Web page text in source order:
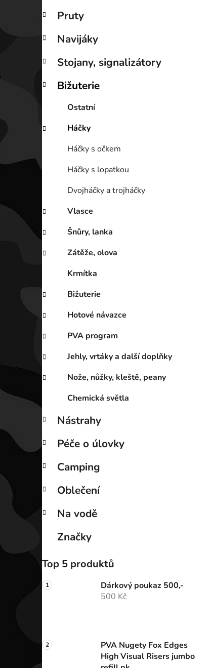
Pruty
Navijáky
Stojany, signalizátory
Bižuterie
Ostatní
Háčky
Háčky s očkem
Háčky s lopatkou
Dvojháčky a trojháčky
Vlasce
Šnůry, lanka
Zátěže, olova
Krmítka
Bižuterie
Hotové návazce
PVA program
Jehly, vrtáky a další doplňky
Nože, nůžky, kleště, peany
Chemická světla
Nástrahy
Péče o úlovky
Camping
Oblečení
Na vodě
Značky
Top 5 produktů
Dárkový poukaz 500,-
500 Kč
PVA Nugety Fox Edges
High Visual Risers jumbo